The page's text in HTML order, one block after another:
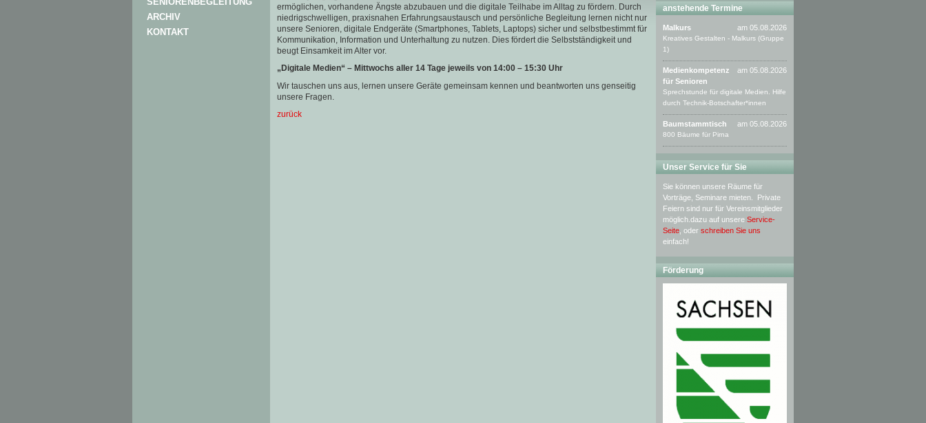
ARCHIV
KONTAKT
ermöglichen, vorhandene Ängste abzubauen und die digitale Teilhabe im Alltag zu fördern. Durch
niedrigschwelligen, praxisnahen Erfahrungsaustausch und persönliche Begleitung lernen nicht nur
unsere Senioren, digitale Endgeräte (Smartphones, Tablets, Laptops) sicher und selbstbestimmt für
Kommunikation, Information und Unterhaltung zu nutzen. Dies fördert die Selbstständigkeit und
beugt Einsamkeit im Alter vor.
„Digitale Medien“ – Mittwochs aller 14 Tage jeweils von 14:00 – 15:30 Uhr
Wir tauschen uns aus, lernen unsere Geräte gemeinsam kennen und beantworten uns genseitig
unsere Fragen.
zurück
anstehende Termine
am 05.08.2026
Malkurs
Kreatives Gestalten - Malkurs (Gruppe
1)
am 05.08.2026
Medienkompetenz
für Senioren
Sprechstunde für digitale Medien. Hilfe
durch Technik-Botschafter*innen
am 05.08.2026
Baumstammtisch
800 Bäume für Pirna
Unser Service für Sie
Sie können unsere Räume für
Vorträge, Seminare mieten. Private
Feiern sind nur für Vereinsmitglieder
möglich.dazu auf unsere Service-
Seite , oder schreiben Sie uns
einfach!
Förderung